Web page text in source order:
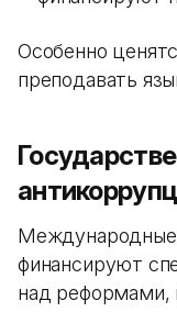
Особенно
преподавать
Международные
финансируют
над реформами,